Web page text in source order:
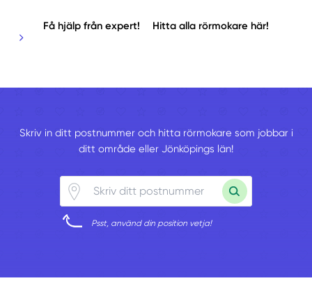
Få hjälp från expert! Hitta alla rörmokare här!
Skriv in ditt postnummer och hitta rörmokare som jobbar i
ditt område eller Jönköpings län!
Psst, använd din position vetja!